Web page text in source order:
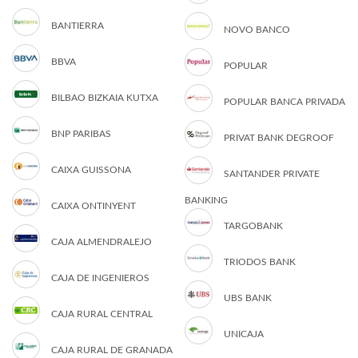
BANTIERRA
BBVA
BILBAO BIZKAIA KUTXA
BNP PARIBAS
CAIXA GUISSONA
CAIXA ONTINYENT
CAJA ALMENDRALEJO
CAJA DE INGENIEROS
CAJA RURAL CENTRAL
CAJA RURAL DE GRANADA
NOVO BANCO
POPULAR
POPULAR BANCA PRIVADA
PRIVAT BANK DEGROOF
SANTANDER PRIVATE
BANKING
TARGOBANK
TRIODOS BANK
UBS BANK
UNICAJA